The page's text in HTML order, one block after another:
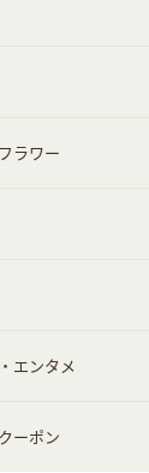
ーマル
ット用品
汁・飲料
酸菌・ケフィア
の他
ィットネス
・からだ
ン・ソフトウェア
電話・SIM
ード
シェア・レンタル
具インテリア
ども・マタニティ
ラワー
品
・学校
具
エンタメ
ーポン